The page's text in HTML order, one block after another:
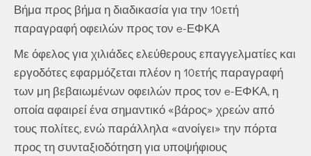
Βήμα προς βήμα η διαδικασία για την 10ετή
παραγραφή οφειλών προς τον e-ΕΦΚΑ
Με όφελος για χιλιάδες ελεύθερους επαγγελματίες και
εργοδότες εφαρμόζεται πλέον η 10ετής παραγραφή
των μη βεβαιωμένων οφειλών προς τον e-ΕΦΚΑ, η
οποία αφαιρεί ένα σημαντικό «βάρος» χρεών από
τους πολίτες, ενώ παράλληλα «ανοίγει» την πόρτα
προς τη συνταξιοδότηση για υποψήφιους